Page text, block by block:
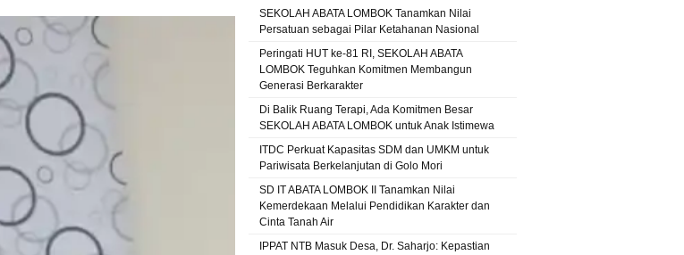
SEKOLAH ABATA LOMBOK Tanamkan Nilai
Persatuan sebagai Pilar Ketahanan Nasional
Peringati HUT ke-81 RI, SEKOLAH ABATA
LOMBOK Teguhkan Komitmen Membangun
Generasi Berkarakter
Di Balik Ruang Terapi, Ada Komitmen Besar
SEKOLAH ABATA LOMBOK untuk Anak Istimewa
ITDC Perkuat Kapasitas SDM dan UMKM untuk
Pariwisata Berkelanjutan di Golo Mori
SD IT ABATA LOMBOK II Tanamkan Nilai
Kemerdekaan Melalui Pendidikan Karakter dan
Cinta Tanah Air
IPPAT NTB Masuk Desa, Dr. Saharjo: Kepastian